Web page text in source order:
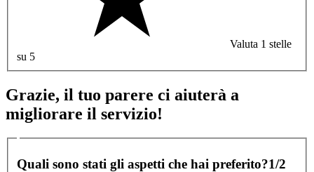
Valuta 1 stelle
su 5
Grazie, il tuo parere ci aiuterà a
migliorare il servizio!
Quali sono stati gli aspetti che hai preferito?1/2